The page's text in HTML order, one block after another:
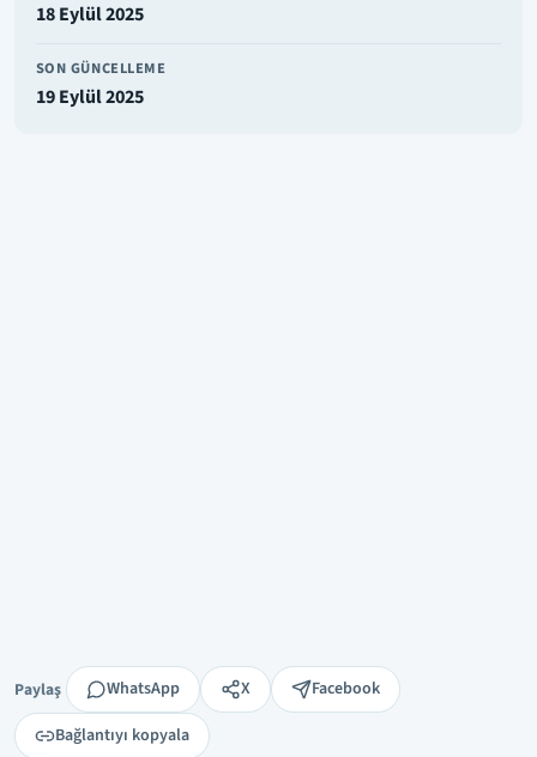
18 Eylül 2025
SON GÜNCELLEME
19 Eylül 2025
Paylaş
Paylaş WhatsApp X
Facebook
Bağlantıyı kopyala